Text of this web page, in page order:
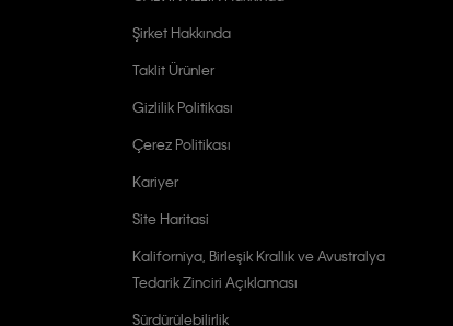
Şirket Hakkında
Taklit Ürünler
Gizlilik Politikası
Çerez Politikası
Kariyer
Site Haritasi
Kaliforniya, Birleşik Krallık ve Avustralya
Tedarik Zinciri Açıklaması
Sürdürülebilirlik